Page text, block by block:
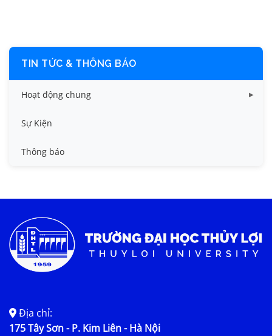
TIN TỨC & THÔNG BÁO
Hoạt động chung
Tin công tác sinh viên
Tin đào tạo
Tin tức chung
Sự Kiện
Thông báo
Địa chỉ:
175 Tây Sơn - P. Kim Liên - Hà Nội